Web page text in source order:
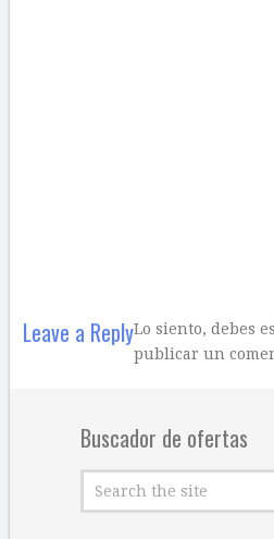
Leave a ReplyLo siento, debes
publicar un
Buscador de ofertas